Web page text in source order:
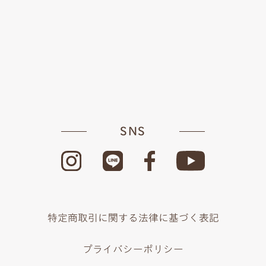
SNS
特定商取引に関する法律に基づく表記
プライバシーポリシー